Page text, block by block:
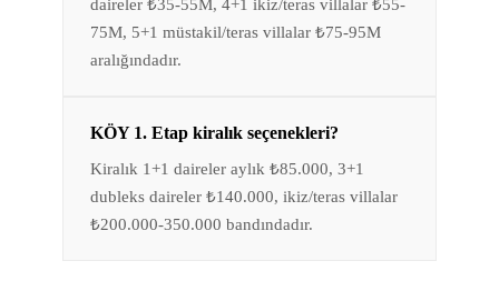
75M, 5+1 müstakil/teras villalar ₺75-95M
aralığındadır.
KÖY 1. Etap kiralık seçenekleri?
Kiralık 1+1 daireler aylık ₺85.000, 3+1
dubleks daireler ₺140.000, ikiz/teras villalar
₺200.000-350.000 bandındadır.